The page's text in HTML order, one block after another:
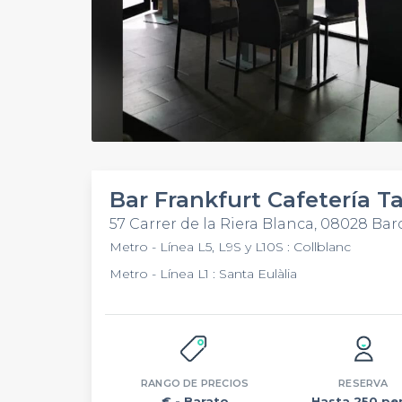
Bar Frankfurt Cafetería
57 Carrer de la Riera Blanca, 08028
Metro - Línea L5, L9S y L10S : Collblanc
Metro - Línea L1 : Santa Eulàlia
RANGO DE PRECIOS RESERVA